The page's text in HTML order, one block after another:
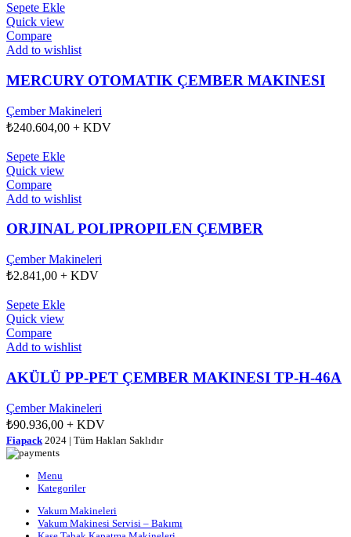
Sepete Ekle
Quick view
Compare
Add to wishlist
MERCURY OTOMATIK ÇEMBER MAKINESI
Çember Makineleri
₺240.604,00 + KDV
Sepete Ekle
Quick view
Compare
Add to wishlist
ORJINAL POLIPROPILEN ÇEMBER
Çember Makineleri
₺2.841,00 + KDV
Sepete Ekle
Quick view
Compare
Add to wishlist
AKÜLÜ PP-PET ÇEMBER MAKINESI TP-H-46A
Çember Makineleri
₺90.936,00 + KDV
Fiapack 2024 | Tüm Hakları Saklıdır
Menu
Kategoriler
Vakum Makineleri
Vakum Makinesi Servisi – Bakımı